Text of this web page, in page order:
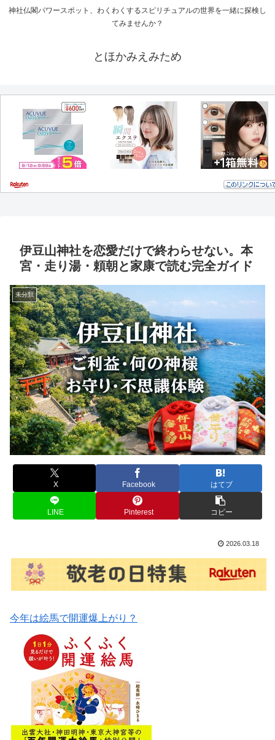
神社仏閣パワースポット、わくわくするスピリチュアルの世界を一緒に探検し
てみませんか？
とほかみえみため
伊豆山神社を恋愛だけで終わらせない。本
宮・走り湯・頼朝と家康で読む完全ガイド
未分類
X Facebook はてブ
LINE Pinterest コピー
2026.03.18
今年は絵馬で開運爆上がり？